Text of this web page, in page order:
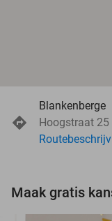
Blankenberge
Hoogstraat 25